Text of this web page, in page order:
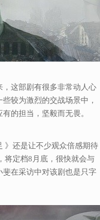
这部剧有很多非常动人心
较为激烈的交战场景中，
的担当，坚毅而无畏。
还是让不少观众倍感期待
将定档8月底，很快就会与
在采访中对该剧也是只字